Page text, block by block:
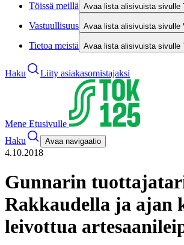
Töissä meillä Avaa lista alisivuista sivulle
Vastuullisuus Avaa lista alisivuista sivulle
Tietoa meistä Avaa lista alisivuista sivulle
Haku Liity asiakasomistajaksi
Mene Etusivulle
Haku
Avaa navigaatio
4.10.2018
Gunnarin
Rakkaudella ja ajan
leivottua